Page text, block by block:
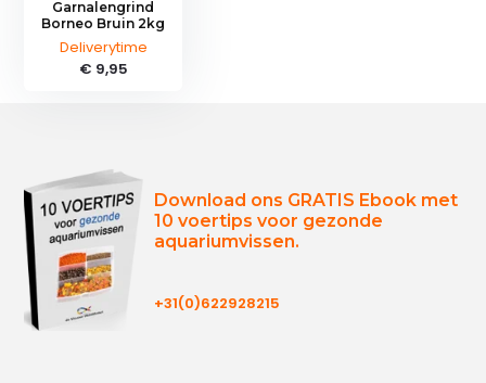
Garnalengrind
Borneo Bruin 2kg
Deliverytime
€ 9,95
Download ons GRATIS Ebook met
10 voertips voor gezonde
aquariumvissen.
+31(0)622928215